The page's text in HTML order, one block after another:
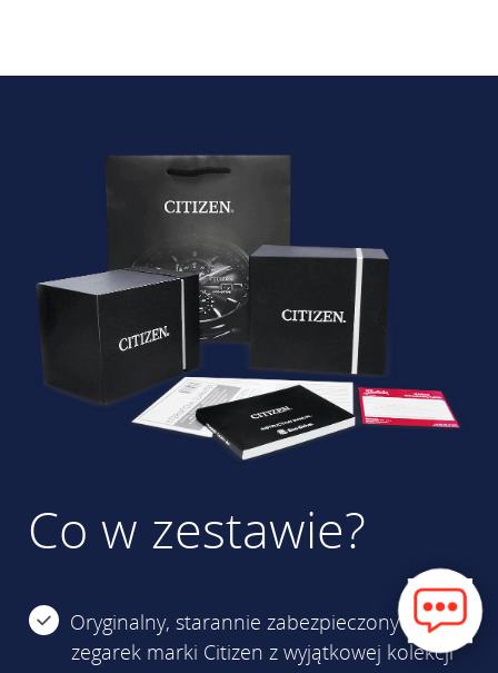
Co w zestawie?
Oryginalny, starannie zabezpieczony
zegarek marki Citizen z wyjątkowej kolekcji